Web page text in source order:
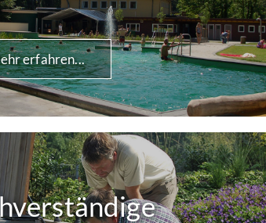
erfahren...